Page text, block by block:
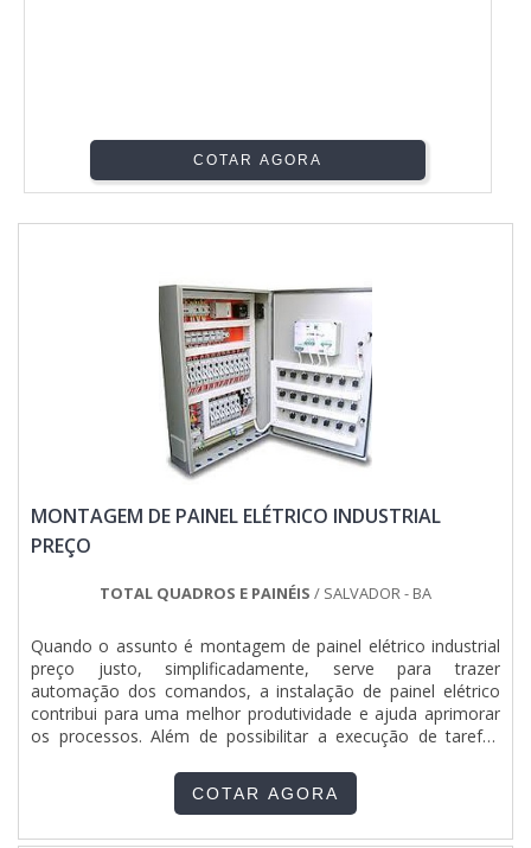
COTAR AGORA
MONTAGEM DE PAINEL ELÉTRICO INDUSTRIAL
PREÇO
TOTAL QUADROS E PAINÉIS / SALVADOR - BA
Quando o assunto é montagem de painel elétrico industrial
preço justo, simplificadamente, serve para trazer
automação dos comandos, a instalação de painel elétrico
contribui para uma melhor produtividade e ajuda aprimorar
os processos. Além de possibilitar a execução de tarefas
mais alto desempenho e a total segurança, tanto no
processo de montagem, como no funcionamento após a
COTAR AGORA